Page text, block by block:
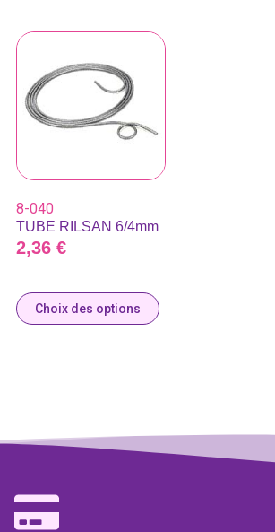
8-040
TUBE RILSAN 6/4mm
2,36€
Choix des options